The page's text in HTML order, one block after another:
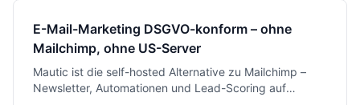
E-Mail-Marketing DSGVO-konform – ohne
Mailchimp, ohne US-Server
Mautic ist die self-hosted Alternative zu Mailchimp –
Newsletter, Automationen und Lead-Scoring auf